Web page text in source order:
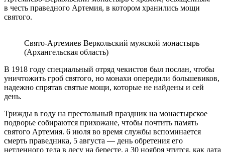
в честь праведного Артемия, в котором хранились мощи
святого.
Свято-Артемиев Веркольский мужской монастырь
(Архангельская область)
В 1918 году специальный отряд чекистов был послан, чтобы
уничтожить гроб святого, но монахи опередили большевиков,
надежно спрятав святые мощи, которые не найдены и сей
день.
Трижды в году на престольный праздник на монастырское
подворье собираются прихожане, чтобы почтить память
святого Артемия. 6 июля во время службы вспоминается
смерть праведника, 5 августа — день обретения его
нетленного тела в лесу на бересте, а 30 ноября чтится, как дата